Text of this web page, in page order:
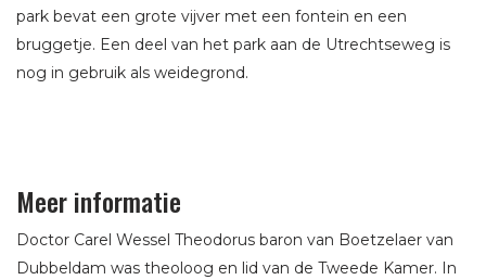
park bevat een grote vijver met een fontein en een
bruggetje. Een deel van het park aan de Utrechtseweg is
nog in gebruik als weidegrond.
Meer informatie
Doctor Carel Wessel Theodorus baron van Boetzelaer van
Dubbeldam was theoloog en lid van de Tweede Kamer. In